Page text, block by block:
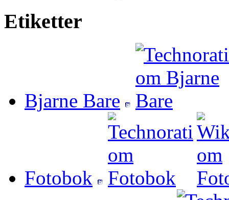
Etiketter
Bjarne Bare
Fotobok